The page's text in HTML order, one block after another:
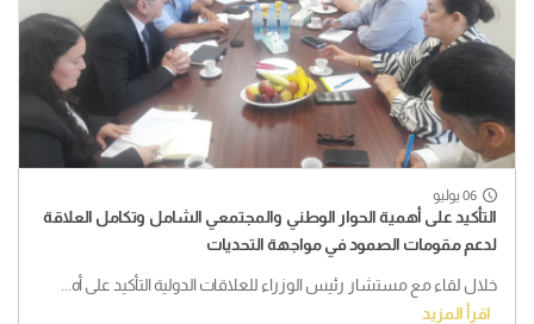
06 يوليو
التأكيد على أهمية الحوار الوطني والمجتمعي الشامل وتكامل العلاقة
لدعم مقومات الصمود في مواجهة التحديات
خلال لقاء مع مستشار رئيس الوزراء للعلاقات الدولية التأكيد على أه...
اقرأ المزيد